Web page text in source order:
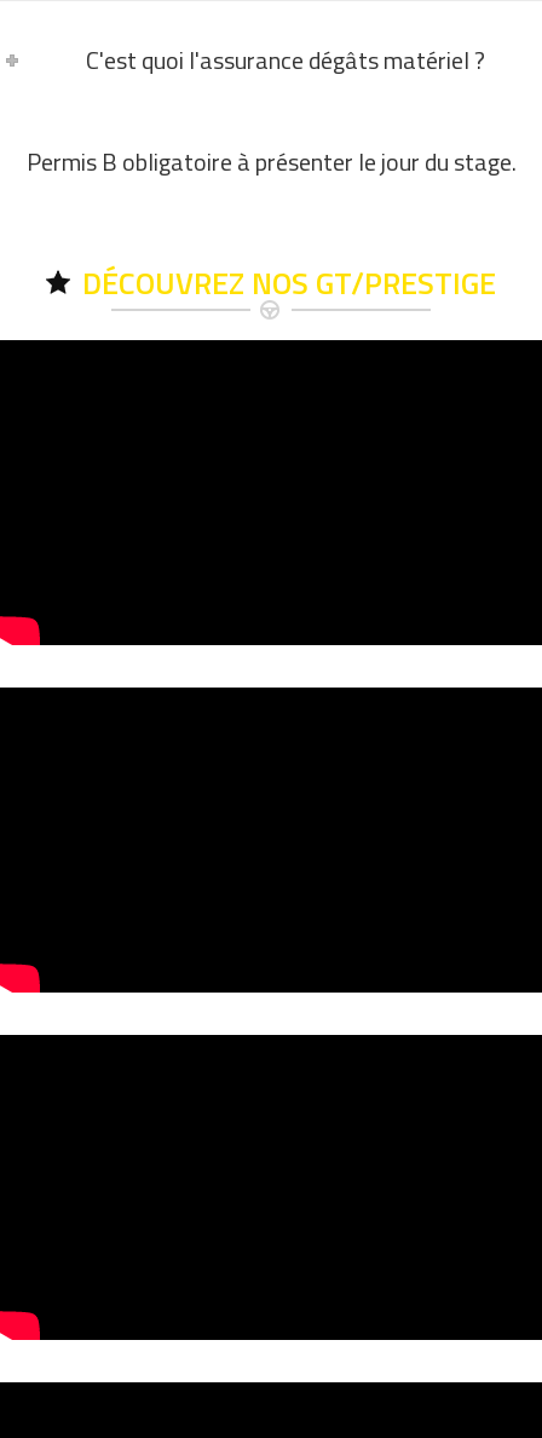
C'est quoi l'assurance dégâts matériel ?
Permis B obligatoire à présenter le jour du stage.
DÉCOUVREZ NOS GT/PRESTIGE